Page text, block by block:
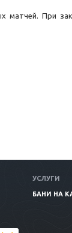
матчей. При
УСЛУГИ
БАНИ НА